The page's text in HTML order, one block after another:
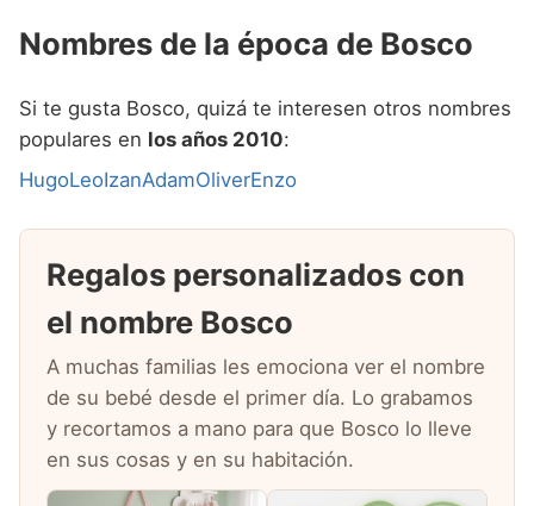
Nombres de la época de Bosco
Si te gusta Bosco, quizá te interesen otros nombres
populares en los años 2010:
HugoLeoIzanAdamOliverEnzo
Regalos personalizados con
el nombre Bosco
A muchas familias les emociona ver el nombre
de su bebé desde el primer día. Lo grabamos
y recortamos a mano para que Bosco lo lleve
en sus cosas y en su habitación.